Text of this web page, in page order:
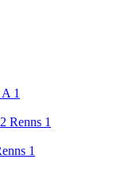
1
Renns 1
1